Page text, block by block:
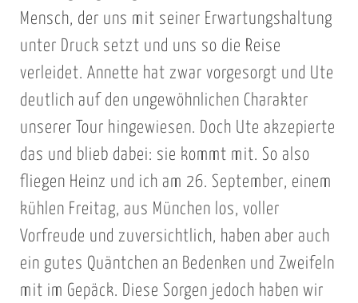
Mensch, der uns mit seiner Erwartungshaltung
unter Druck setzt und uns so die Reise
verleidet. Annette hat zwar vorgesorgt und Ute
deutlich auf den ungewöhnlichen Charakter
unserer Tour hingewiesen. Doch Ute akzepierte
das und blieb dabei: sie kommt mit. So also
fliegen Heinz und ich am 26. September, einem
kühlen Freitag, aus München los, voller
Vorfreude und zuversichtlich, haben aber auch
ein gutes Quäntchen an Bedenken und Zweifeln
mit im Gepäck. Diese Sorgen jedoch haben wir